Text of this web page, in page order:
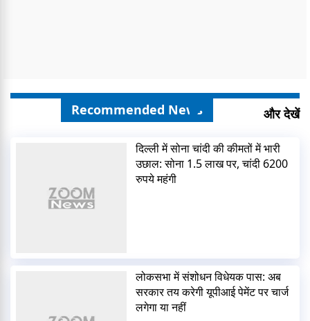
Recommended News और देखें
दिल्ली में सोना चांदी की कीमतों में भारी
उछाल: सोना 1.5 लाख पर, चांदी 6200
रुपये महंगी
लोकसभा में संशोधन विधेयक पास: अब
सरकार तय करेगी यूपीआई पेमेंट पर चार्ज
लगेगा या नहीं